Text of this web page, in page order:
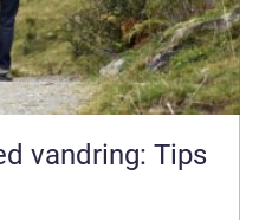
vandring: Tips